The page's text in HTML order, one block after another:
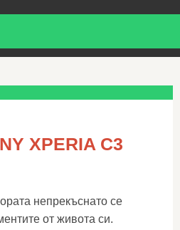
XPERIA C3
непрекъснато се
от живота си.